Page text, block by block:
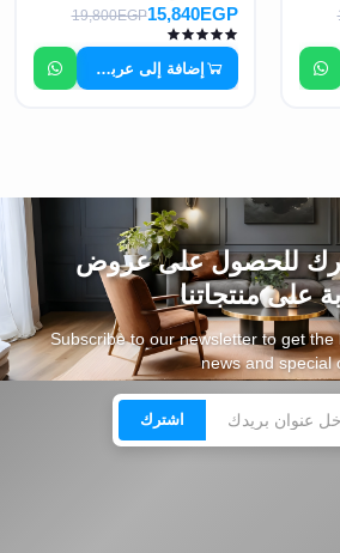
15,840EGP
19,800EGP
إضافة إلى عربة التسوق
للحصول على عروض
على منتجاتنا
Subscribe to our newsletter to get the
news and special
اشترك